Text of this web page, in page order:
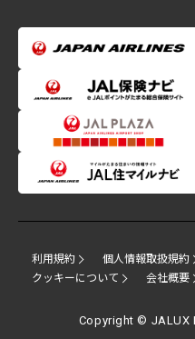
利用規約 個人情報取扱規約
クッキーについて
会社概要
Copyright © JALUX